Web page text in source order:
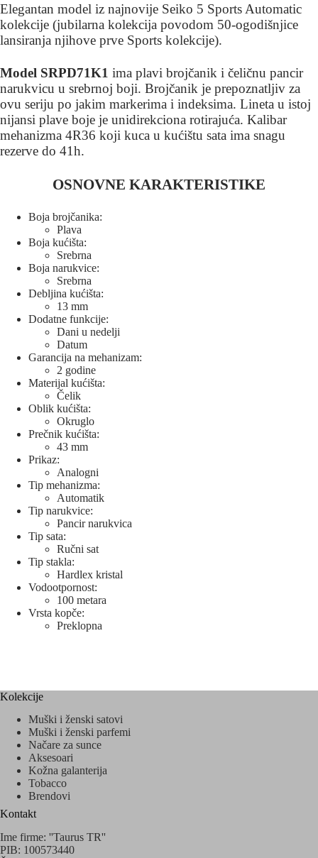
Elegantan model iz najnovije Seiko 5 Sports Automatic
kolekcije (jubilarna kolekcija povodom 50-ogodišnjice
lansiranja njihove prve Sports kolekcije).
Model SRPD71K1 ima plavi brojčanik i čeličnu pancir
narukvicu u srebrnoj boji. Brojčanik je prepoznatljiv za
ovu seriju po jakim markerima i indeksima. Lineta u istoj
nijansi plave boje je unidirekciona rotirajuća. Kalibar
mehanizma 4R36 koji kuca u kućištu sata ima snagu
rezerve do 41h.
OSNOVNE KARAKTERISTIKE
Boja brojčanika:
Plava
Boja kućišta:
Srebrna
Boja narukvice:
Srebrna
Debljina kućišta:
13 mm
Dodatne funkcije:
Dani u nedelji
Datum
Garancija na mehanizam:
2 godine
Materijal kućišta:
Čelik
Oblik kućišta:
Okruglo
Prečnik kućišta:
43 mm
Prikaz:
Analogni
Tip mehanizma:
Automatik
Tip narukvice:
Pancir narukvica
Tip sata:
Ručni sat
Tip stakla:
Hardlex kristal
Vodootpornost:
100 metara
Vrsta kopče:
Preklopna
Kolekcije
Muški i ženski satovi
Muški i ženski parfemi
Načare za sunce
Aksesoari
Kožna galanterija
Tobacco
Brendovi
Kontakt
Ime firme: ''Taurus TR''
PIB: 100573440